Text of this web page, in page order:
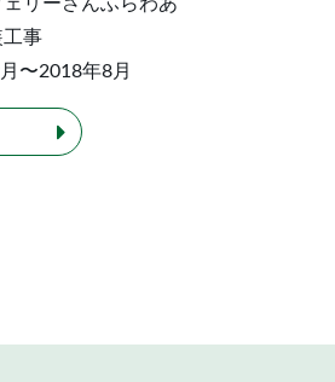
工事
〜2018年8月